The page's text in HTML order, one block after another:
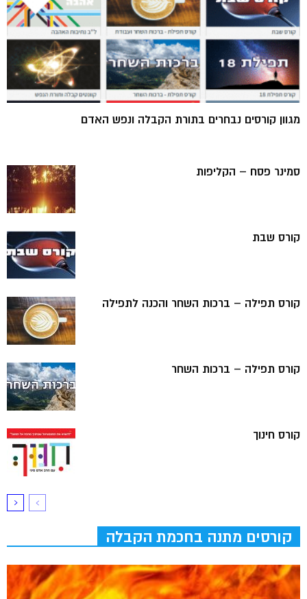
מגוון קורסים נבחרים בתורת הקבלה ונפש האדם
סמינר פסח – הקליפות
קורס שבת
קורס תפילה – ברכות השחר והכנה לתפילה
קורס תפילה – ברכות השחר
קורס חינוך
קורסים מתנה בחכמת הקבלה